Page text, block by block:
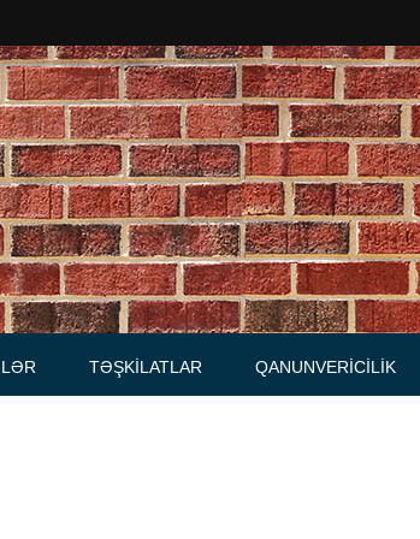
qaydalar
TƏŞKILATLAR
Məhkəmələr
Notariuslar
Prokurorluqlar
Vəkil qurumları
QANUNVERICILIK